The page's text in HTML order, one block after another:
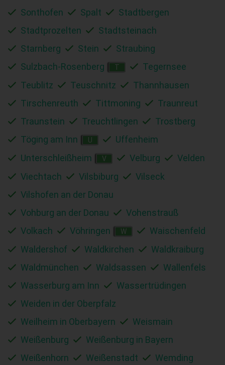
Sonthofen
Spalt
Stadtbergen
Stadtprozelten
Stadtsteinach
Starnberg
Stein
Straubing
Sulzbach-Rosenberg
T
Tegernsee
Teublitz
Teuschnitz
Thannhausen
Tirschenreuth
Tittmoning
Traunreut
Traunstein
Treuchtlingen
Trostberg
Töging am Inn
U
Uffenheim
Unterschleißheim
V Velburg
Velden
Viechtach
Vilsbiburg
Vilseck
Vilshofen an der Donau
Vohburg an der Donau
Vohenstrauß
Volkach
Vöhringen W
Waischenfeld
Waldershof
Waldkirchen
Waldkraiburg
Waldmünchen
Waldsassen
Wallenfels
Wasserburg am Inn
Wassertrüdingen
Weiden in der Oberpfalz
Weilheim in Oberbayern
Weismain
Weißenburg
Weißenburg in Bayern
Weißenhorn
Weißenstadt Wemding